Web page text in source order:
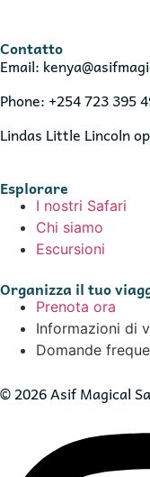
Contatto
Email:
Phone: +254 723 395
Lindas Little Lincoln
Esplorare
I nostri Safari
Chi siamo
Escursioni
Organizza il tuo
Prenota ora
Informazioni di
Domande
© 2026 Asif Magical